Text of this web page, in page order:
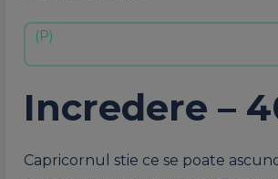
Incredere –
Capricornul stie ce se poate